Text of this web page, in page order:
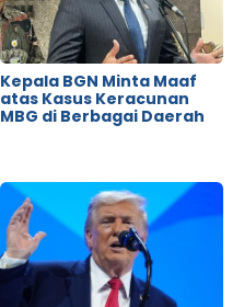
Kepala BGN Minta Maaf
atas Kasus Keracunan
MBG di Berbagai Daerah